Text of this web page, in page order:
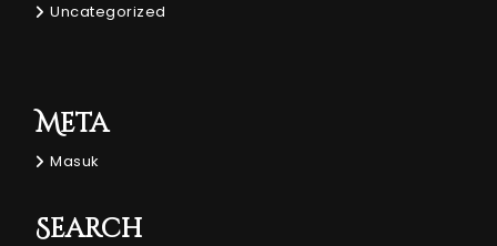
Uncategorized
Meta
Masuk
Search